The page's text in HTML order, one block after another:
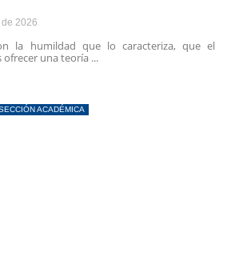
2026
la humildad que lo caracteriza, que el
una teoría ...
ACADÉMICA